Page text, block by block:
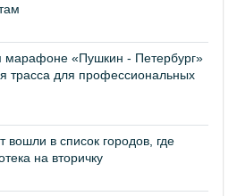
марафоне «Пушкин - Петербург»
трасса для профессиональных
вошли в список городов, где
на вторичку